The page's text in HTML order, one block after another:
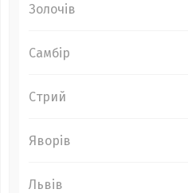
Золочів
Самбір
Стрий
Яворів
Львів